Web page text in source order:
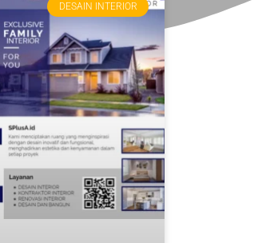
DESAIN INTERIOR